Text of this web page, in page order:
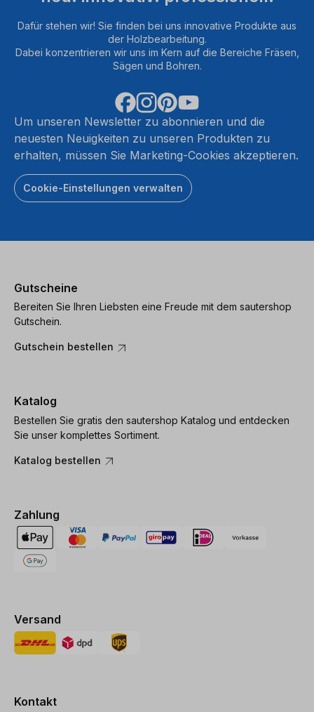
Dafür stehen wir! Sie finden bei uns innovative Produkte aus
der Holzbearbeitung.
Dabei konzentrieren wir uns im Kern auf die Bereiche Fräsen,
Sägen und Bohren.
Um unseren Newsletter zu abonnieren und die
neuesten Neuigkeiten zu unseren Produkten zu
erhalten, müssen Sie Marketing-Cookies akzeptieren.
Cookie-Einstellungen verwalten
Gutscheine
Bereiten Sie Ihren Liebsten eine Freude mit dem sautershop
Gutschein.
Gutschein bestellen
Katalog
Bestellen Sie gratis den sautershop Katalog und entdecken
Sie unser komplettes Sortiment.
Katalog bestellen
Zahlung
Versand
Kontakt